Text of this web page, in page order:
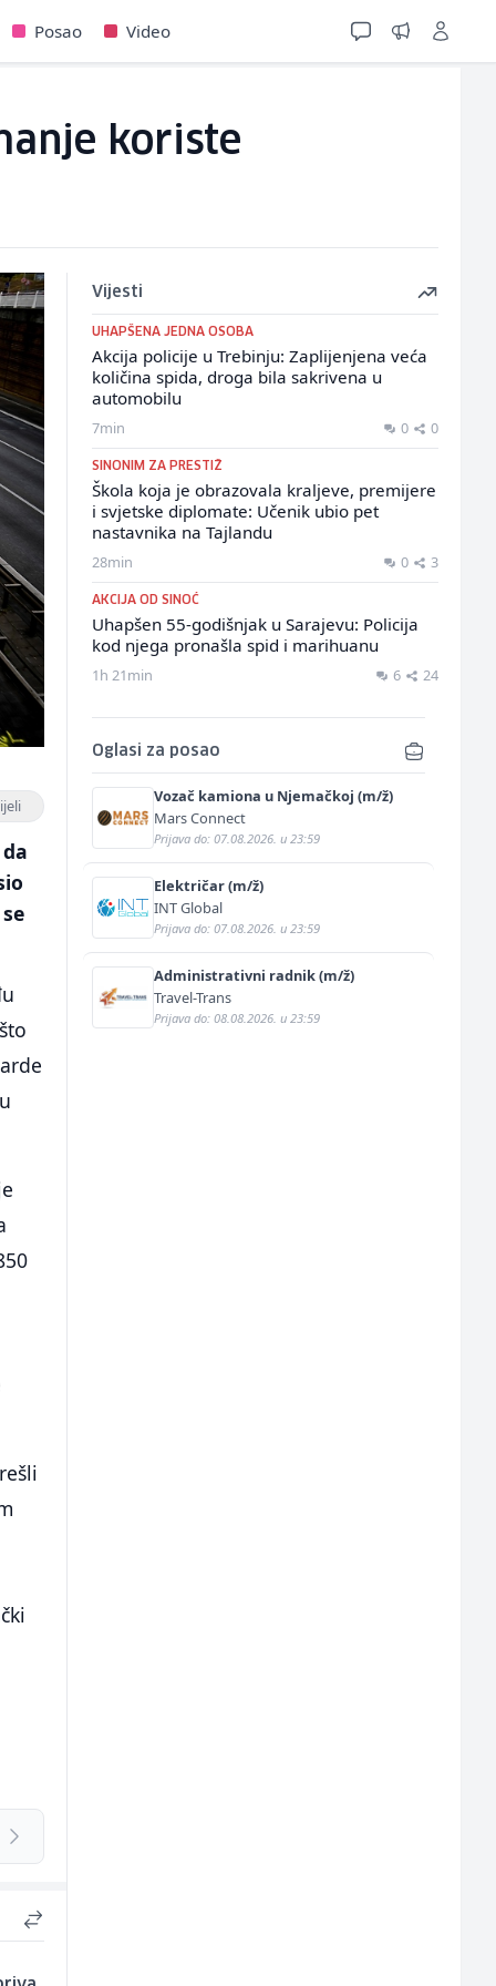
Posao Video
koriste
Vijesti
UHAPŠENA JEDNA OSOBA
Akcija policije u Trebinju: Zaplijenjena veća
količina spida, droga bila sakrivena u
automobilu
7min 0 0
SINONIM ZA PRESTIŽ
Škola koja je obrazovala kraljeve, premijere
i svjetske diplomate: Učenik ubio pet
nastavnika na Tajlandu
28min 0 3
AKCIJA OD SINOĆ
Uhapšen 55-godišnjak u Sarajevu: Policija
kod njega pronašla spid i marihuanu
1h 21min 6 24
Oglasi za posao
Vozač kamiona u Njemačkoj (m/ž)
Mars Connect
Prijava do: 07.08.2026. u 23:59
Električar (m/ž)
INT Global
Prijava do: 07.08.2026. u 23:59
Administrativni radnik (m/ž)
Travel-Trans
Prijava do: 08.08.2026. u 23:59